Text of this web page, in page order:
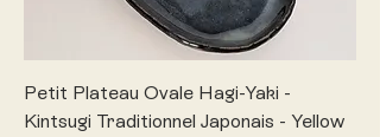
Petit Plateau Ovale Hagi-Yaki -
Kintsugi Traditionnel Japonais - Yellow